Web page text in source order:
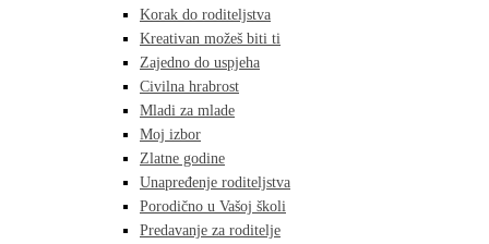
Korak do roditeljstva
Kreativan možeš biti ti
Zajedno do uspjeha
Civilna hrabrost
Mladi za mlade
Moj izbor
Zlatne godine
Unapređenje roditeljstva
Porodično u Vašoj školi
Predavanje za roditelje